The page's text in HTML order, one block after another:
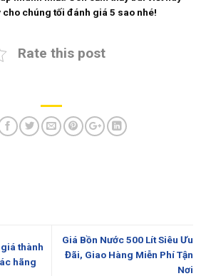
cho chúng tối đánh giá 5 sao nhé!
Rate this post
thành
hãng
Giá Bồn Nước 500 Lít Siêu Ưu
Đãi, Giao Hàng Miễn Phí Tận
Nơi